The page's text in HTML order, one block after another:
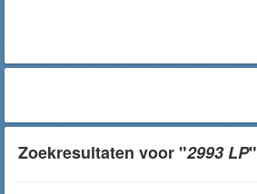
Zoekresultaten voor "2993 LP"